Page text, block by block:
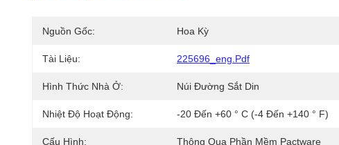
Nguồn Gốc: Hoa Kỳ
Tài Liệu: 225696_eng.pdf
Hình Thức Nhà Ở: Núi Đường Sắt Din
Nhiệt Độ Hoạt Động: -20 Đến +60 ° C (-4 Đến +140 ° F)
Cấu Hình: Thông Qua Phần Mềm Pactware